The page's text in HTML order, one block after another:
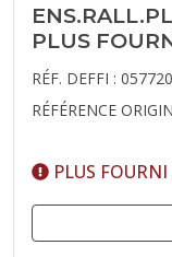
PLUS
RÉF. DEFFI :
RÉFÉRENCE
PLUS FOURNI